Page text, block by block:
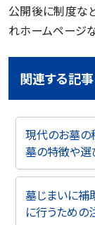
公開後に制度な
れホームページ
関連する記事
現代のお墓の
墓の特徴や
墓じまいに補
に行うため